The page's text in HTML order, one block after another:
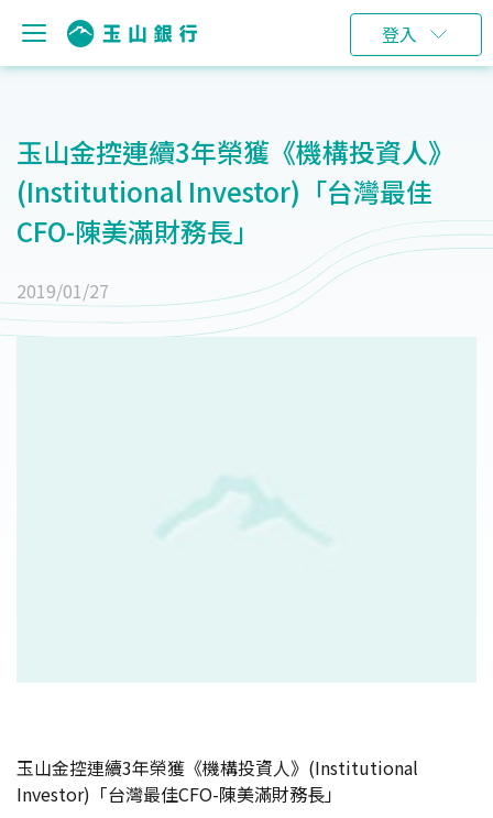
登入
玉山金控連續3年榮獲《機構投資人》
(Institutional Investor)「台灣最佳
CFO-陳美滿財務長」
2019/01/27
玉山金控連續3年榮獲《機構投資人》(Institutional
Investor)「台灣最佳CFO-陳美滿財務長」